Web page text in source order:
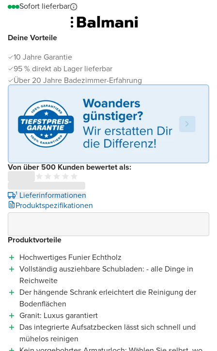
Deine Vorteile
10 Jahre Garantie
95 % direkt ab Lager lieferbar
Über 20 Jahre Badezimmer-Erfahrung
Von über 500 Kunden bewertet als:
¹ Lieferinformationen
Produktspezifikationen
Sofort lieferbar
Produktvorteile
Hochwertiges Funier Echtholz
Vollständig ausziehbare Schubladen: - alle Dinge in
Reichweite
Der hängende Schrank erleichtert die Reinigung der
Bodenflächen
Granit: Luxus garantiert
Das integrierte Aufsatzbecken lässt sich schnell und
mühelos reinigen